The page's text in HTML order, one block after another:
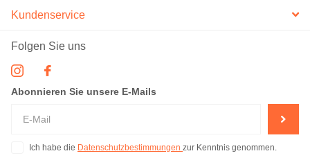
Kundenservice
Folgen Sie uns
Abonnieren Sie unsere E-Mails
Ich habe die Datenschutzbestimmungen zur Kenntnis genommen.